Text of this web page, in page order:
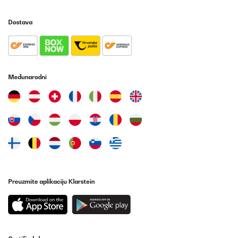
Бърза и безпроблемна доставка, перфектно опакована,
работи чудесно. Имам от кръглите сушилни, отнемаше ми
дни, за да изсуша плодове. С тази всичко стана готово за
доволна и отново смятам да пазарувам от Вас. Благодаря
Илияна
Prevedi
Prevedi
Dostava
Međunarodni
Preuzmite aplikaciju Klarstein